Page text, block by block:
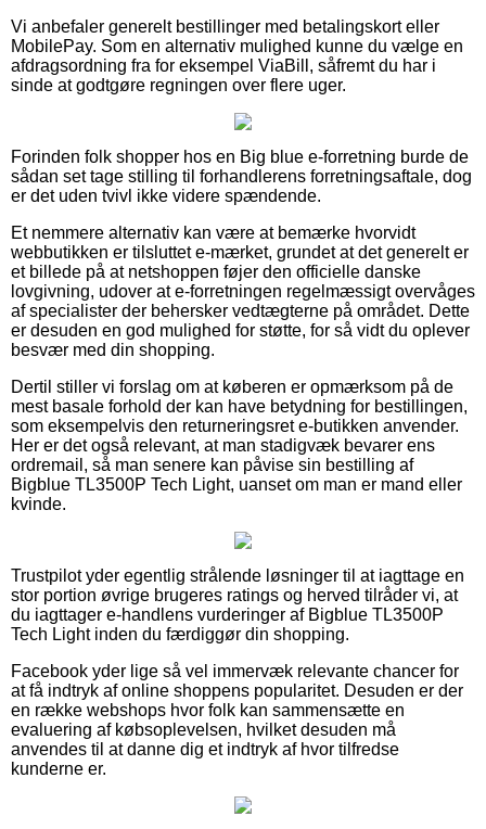
Vi anbefaler generelt bestillinger med betalingskort eller
MobilePay. Som en alternativ mulighed kunne du vælge en
afdragsordning fra for eksempel ViaBill, såfremt du har i
sinde at godtgøre regningen over flere uger.
Forinden folk shopper hos en Big blue e-forretning burde de
sådan set tage stilling til forhandlerens forretningsaftale, dog
er det uden tvivl ikke videre spændende.
Et nemmere alternativ kan være at bemærke hvorvidt
webbutikken er tilsluttet e-mærket, grundet at det generelt er
et billede på at netshoppen føjer den officielle danske
lovgivning, udover at e-forretningen regelmæssigt overvåges
af specialister der behersker vedtægterne på området. Dette
er desuden en god mulighed for støtte, for så vidt du oplever
besvær med din shopping.
Dertil stiller vi forslag om at køberen er opmærksom på de
mest basale forhold der kan have betydning for bestillingen,
som eksempelvis den returneringsret e-butikken anvender.
Her er det også relevant, at man stadigvæk bevarer ens
ordremail, så man senere kan påvise sin bestilling af
Bigblue TL3500P Tech Light, uanset om man er mand eller
kvinde.
Trustpilot yder egentlig strålende løsninger til at iagttage en
stor portion øvrige brugeres ratings og herved tilråder vi, at
du iagttager e-handlens vurderinger af Bigblue TL3500P
Tech Light inden du færdiggør din shopping.
Facebook yder lige så vel immervæk relevante chancer for
at få indtryk af online shoppens popularitet. Desuden er der
en række webshops hvor folk kan sammensætte en
evaluering af købsoplevelsen, hvilket desuden må
anvendes til at danne dig et indtryk af hvor tilfredse
kunderne er.